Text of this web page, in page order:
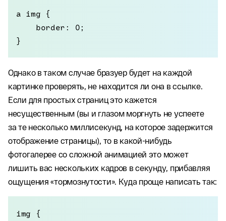
a img {
    border: 0;
}
Однако в таком случае бразуер будет на каждой
картинке проверять, не находится ли она в ссылке.
Если для простых страниц это кажется
несущественным (вы и глазом моргнуть не успеете
за те несколько миллисекунд, на которое задержится
отображение страницы), то в какой-нибудь
фотогалерее со сложной анимацией это может
лишить вас нескольких кадров в секунду, прибавляя
ощущения «тормознутости». Куда проще написать так:
img {